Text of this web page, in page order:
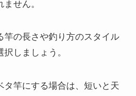
せん。
竿の長さや釣り方のスタイル
しましょう。
タ竿にする場合は、短いと天